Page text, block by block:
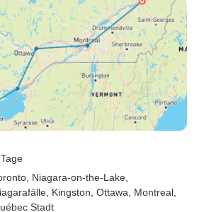
, Niagara-on-the-Lake
, Kingston , Ottawa , Montreal
Stadt